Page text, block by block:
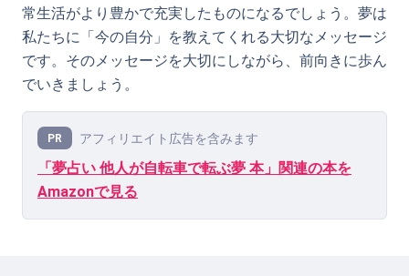
常生活がより豊かで充実したものになるでしょう。夢は
私たちに「今の自分」を教えてくれる大切なメッセージ
です。そのメッセージを大切にしながら、前向きに歩ん
でいきましょう。
PR アフィリエイト広告を含みます
「夢占い 他人が自転車で転ぶ夢 本」関連の本を
Amazonで見る